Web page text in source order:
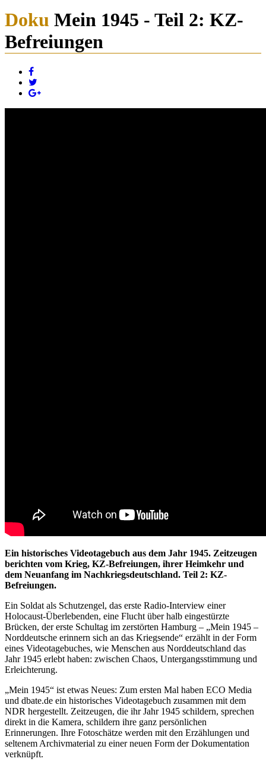
Doku Mein 1945 - Teil 2: KZ-
Befreiungen
Ein historisches Videotagebuch aus dem Jahr 1945. Zeitzeugen
berichten vom Krieg, KZ-Befreiungen, ihrer Heimkehr und
dem Neuanfang im Nachkriegsdeutschland. Teil 2: KZ-
Befreiungen.
Ein Soldat als Schutzengel, das erste Radio-Interview einer
Holocaust-Überlebenden, eine Flucht über halb eingestürzte
Brücken, der erste Schultag im zerstörten Hamburg – „Mein 1945 –
Norddeutsche erinnern sich an das Kriegsende“ erzählt in der Form
eines Videotagebuches, wie Menschen aus Norddeutschland das
Jahr 1945 erlebt haben: zwischen Chaos, Untergangsstimmung und
Erleichterung.
„Mein 1945“ ist etwas Neues: Zum ersten Mal haben ECO Media
und dbate.de ein historisches Videotagebuch zusammen mit dem
NDR hergestellt. Zeitzeugen, die ihr Jahr 1945 schildern, sprechen
direkt in die Kamera, schildern ihre ganz persönlichen
Erinnerungen. Ihre Fotoschätze werden mit den Erzählungen und
seltenem Archivmaterial zu einer neuen Form der Dokumentation
verknüpft.